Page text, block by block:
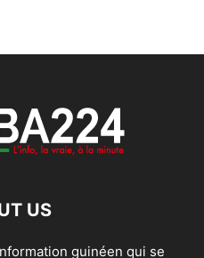
US
guinéen qui se